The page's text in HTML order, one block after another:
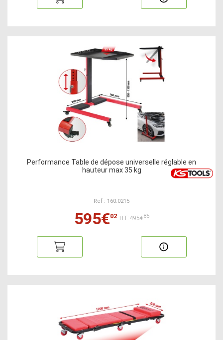
Performance Table de dépose universelle réglable en
hauteur max 35 kg
Ref : 160.0215
595€02 HT:495€85